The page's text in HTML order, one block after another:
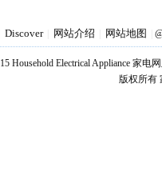
Discover 网站介绍 网站地图
Household Electrical Appliance 家电
版权所有